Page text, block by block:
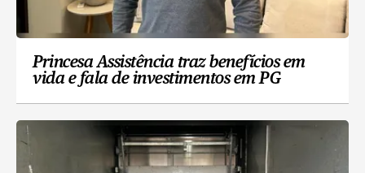
Princesa Assistência traz benefícios em
vida e fala de investimentos em PG